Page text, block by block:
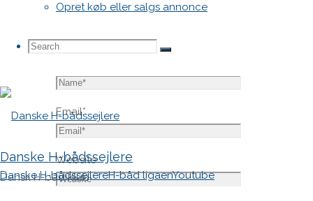
Opret køb eller salgs annonce
Search
Search
Search
Danske H-bådssejlere
Dansk H-båd klub
Danske H-bådssejlereH-båd ligaenYoutube
Email*
Website